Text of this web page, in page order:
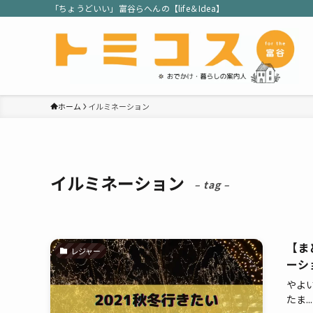
「ちょうどいい」富谷らへんの【life＆Idea】
ホーム イルミネーション
イルミネーション – tag –
レジャー
【
ーシ
やよ
たま...